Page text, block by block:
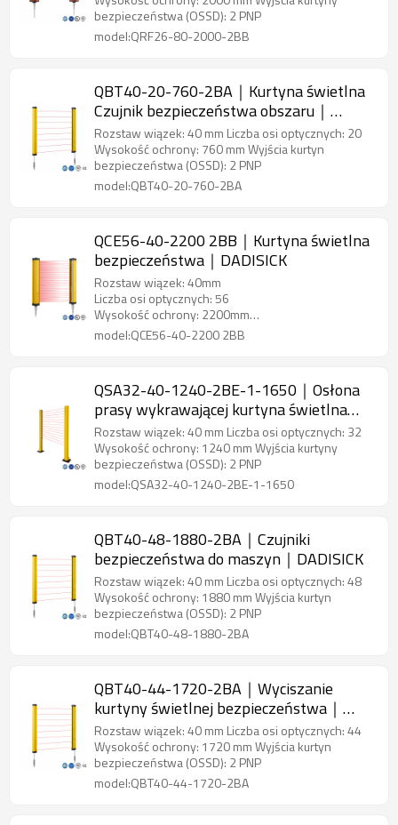
bezpieczeństwa (OSSD): 2 PNP
model:QRF26-80-2000-2BB
QBT40-20-760-2BA｜Kurtyna świetlna
Czujnik bezpieczeństwa obszaru｜
DADISICK
Rozstaw wiązek: 40 mm Liczba osi optycznych: 20
Wysokość ochrony: 760 mm Wyjścia kurtyn
bezpieczeństwa (OSSD): 2 PNP
model:QBT40-20-760-2BA
QCE56-40-2200 2BB｜Kurtyna świetlna
bezpieczeństwa｜DADISICK
Rozstaw wiązek: 40mm
Liczba osi optycznych: 56
Wysokość ochrony: 2200mm
Wyjścia kurtyn świetlnych bezpieczeństwa (OSSD)2
model:QCE56-40-2200 2BB
QSA32-40-1240-2BE-1-1650｜Osłona
prasy wykrawającej kurtyna świetlna
bezpieczeństwa｜DADISICK
Rozstaw wiązek: 40 mm Liczba osi optycznych: 32
Wysokość ochrony: 1240 mm Wyjścia kurtyny
bezpieczeństwa (OSSD): 2 PNP
model:QSA32-40-1240-2BE-1-1650
QBT40-48-1880-2BA｜Czujniki
bezpieczeństwa do maszyn｜DADISICK
Rozstaw wiązek: 40 mm Liczba osi optycznych: 48
Wysokość ochrony: 1880 mm Wyjścia kurtyn
bezpieczeństwa (OSSD): 2 PNP
model:QBT40-48-1880-2BA
QBT40-44-1720-2BA｜Wyciszanie
kurtyny świetlnej bezpieczeństwa｜
DADISICK
Rozstaw wiązek: 40 mm Liczba osi optycznych: 44
Wysokość ochrony: 1720 mm Wyjścia kurtyn
bezpieczeństwa (OSSD): 2 PNP
model:QBT40-44-1720-2BA